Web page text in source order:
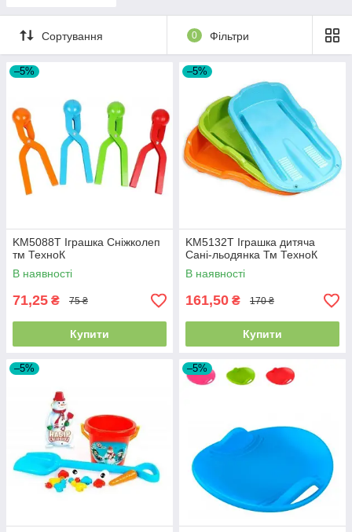
Сортування 0 Фільтри
–5%
KM5088T Іграшка Сніжколеп
тм ТехноК
В наявності
71,25 ₴ 75 ₴
Купити
–5%
KM5132T Іграшка дитяча
Сані-льодянка Тм ТехноК
В наявності
161,50 ₴ 170 ₴
Купити
–5% –5%